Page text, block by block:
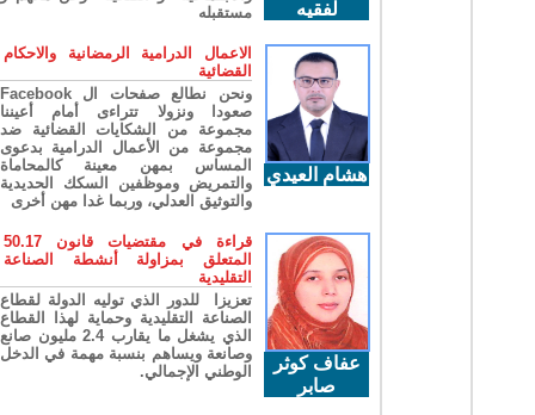
لفقيه
مستقبله
هشام العيدي
الاعمال الدرامية الرمضانية والاحكام
القضائية
ونحن نطالع صفحات ال Facebook
صعودا ونزولا تتراءى أمام أعيننا
مجموعة من الشكايات القضائية ضد
مجموعة من الأعمال الدرامية بدعوى
المساس بمهن معينة كالمحاماة
والتمريض وموظفين السكك الحديدية
والتوثيق العدلي، وربما غدا مهن أخرى
عفاف كوثر
صابر
قراءة في مقتضيات قانون 50.17
المتعلق بمزاولة أنشطة الصناعة
التقليدية
تعزيزا للدور الذي توليه الدولة لقطاع
الصناعة التقليدية وحماية لهذا القطاع
الذي يشغل ما يقارب 2.4 مليون صانع
وصانعة ويساهم بنسبة مهمة في الدخل
الوطني الإجمالي.